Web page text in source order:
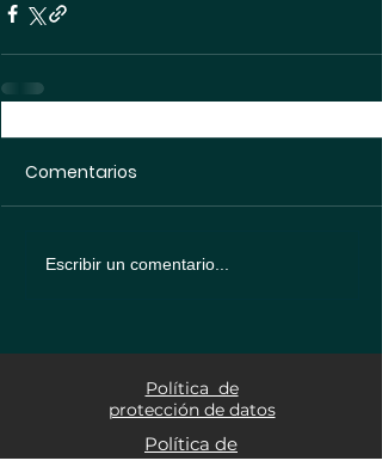
Comentarios
Escribir un comentario...
Política de
protección de datos
Política de
Cookies